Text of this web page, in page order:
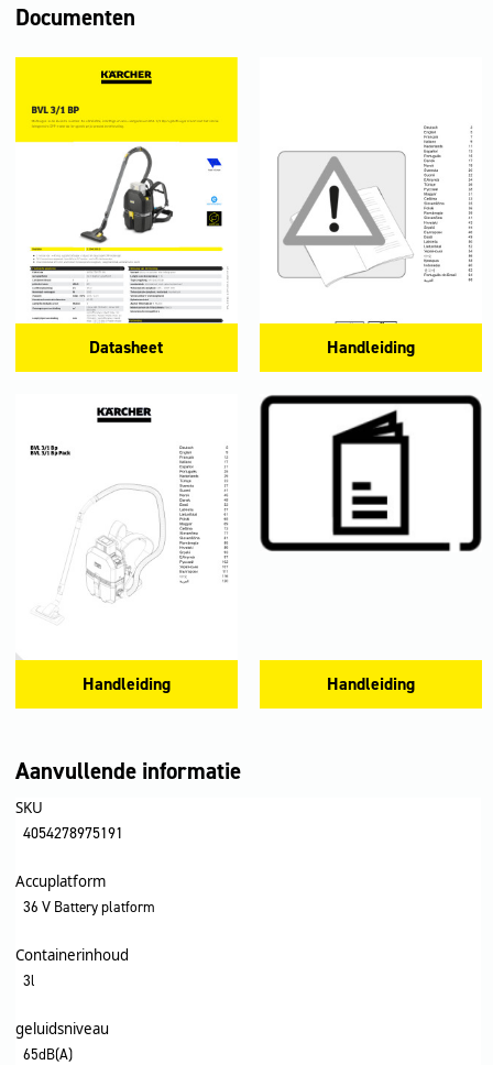
Documenten
Datasheet Handleiding
Handleiding Handleiding
Aanvullende informatie
SKU
4054278975191
Accuplatform
36 V Battery platform
Containerinhoud
3l
geluidsniveau
65dB(A)